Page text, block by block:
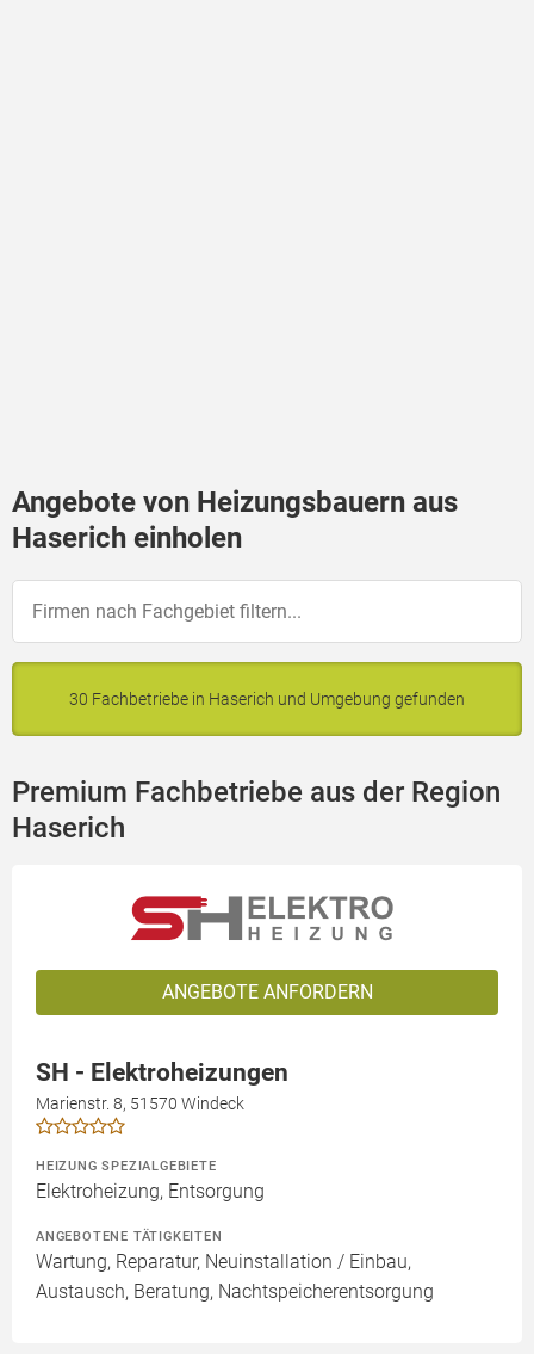
Angebote von Heizungsbauern aus
Haserich einholen
30 Fachbetriebe in Haserich und Umgebung gefunden
Premium Fachbetriebe aus der Region
Haserich
ANGEBOTE ANFORDERN
SH - Elektroheizungen
Marienstr. 8, 51570 Windeck
HEIZUNG SPEZIALGEBIETE
Elektroheizung, Entsorgung
ANGEBOTENE TÄTIGKEITEN
Wartung, Reparatur, Neuinstallation / Einbau,
Austausch, Beratung, Nachtspeicherentsorgung